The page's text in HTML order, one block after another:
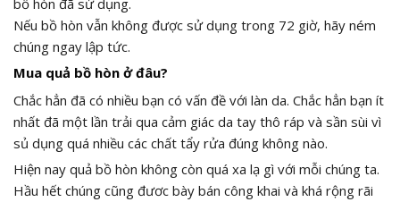
Nếu bồ hòn vẫn không được sử dụng trong 72 giờ, hãy ném
chúng ngay lập tức.
Mua quả bồ hòn ở đâu?
Chắc hẳn đã có nhiều bạn có vấn đề với làn da. Chắc hẳn bạn ít
nhất đã một lần trải qua cảm giác da tay thô ráp và sần sùi vì
sủ dụng quá nhiều các chất tẩy rửa đúng không nào.
Hiện nay quả bồ hòn không còn quá xa lạ gì với mỗi chúng ta.
Hầu hết chúng cũng đươc bày bán công khai và khá rộng rãi